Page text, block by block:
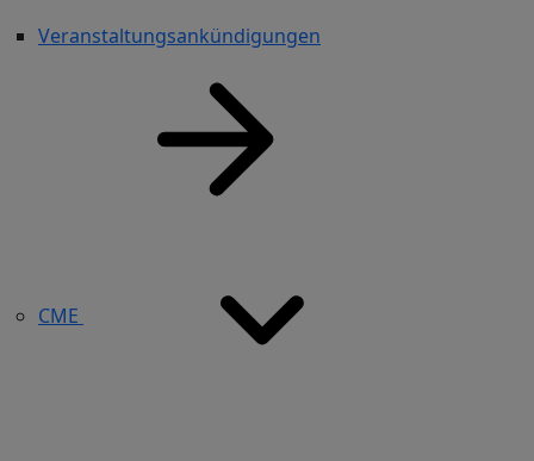
Veranstaltungsankündigungen
CME